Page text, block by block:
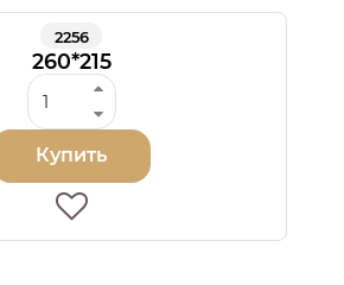
2256
260*215
Купить